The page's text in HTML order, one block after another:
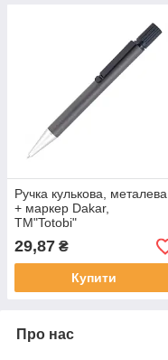
Ручка кулькова, металева
+ маркер Dakar,
ТМ"Totobi"
29,87 ₴
Купити
Про нас